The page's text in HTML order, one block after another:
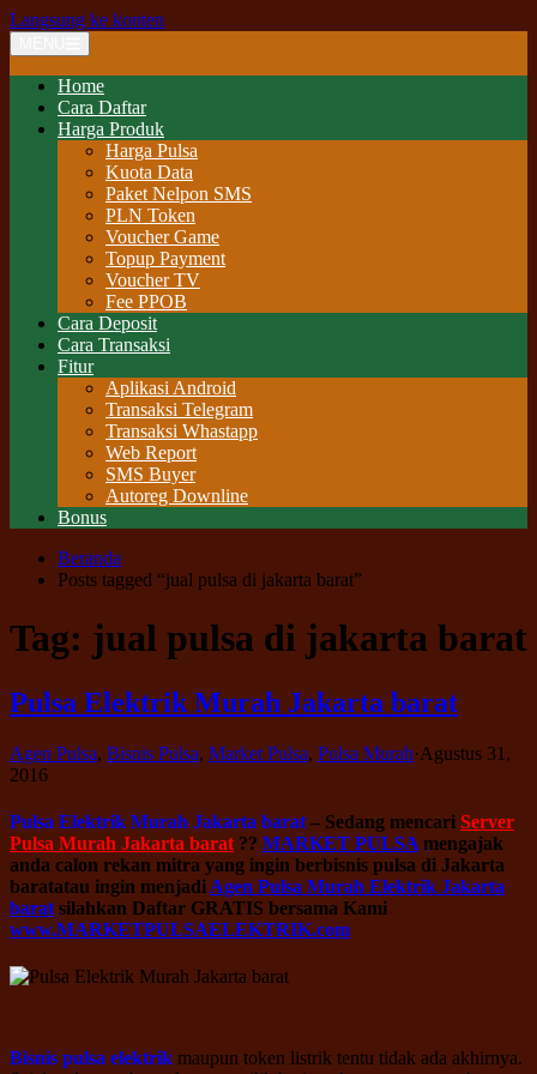
Langsung ke konten
Home
Cara Daftar
Harga Produk
Harga Pulsa
Kuota Data
Paket Nelpon SMS
PLN Token
Voucher Game
Topup Payment
Voucher TV
Fee PPOB
Cara Deposit
Cara Transaksi
Fitur
Aplikasi Android
Transaksi Telegram
Transaksi Whastapp
Web Report
SMS Buyer
Autoreg Downline
Bonus
Beranda
Posts tagged “jual pulsa di jakarta barat”
Tag: jual pulsa di jakarta barat
Pulsa Elektrik Murah Jakarta barat
Agen Pulsa, Bisnis Pulsa, Market Pulsa, Pulsa Murah·Agustus 31,
2016
Pulsa Elektrik Murah Jakarta barat – Sedang mencari Server
Pulsa Murah Jakarta barat ?? MARKET PULSA mengajak
anda calon rekan mitra yang ingin berbisnis pulsa di Jakarta
baratatau ingin menjadi Agen Pulsa Murah Elektrik Jakarta
barat silahkan Daftar GRATIS bersama Kami
www.MARKETPULSAELEKTRIK.com
Bisnis pulsa elektrik maupun token listrik tentu tidak ada akhirnya.